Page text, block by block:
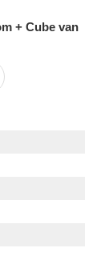
+ Cube van